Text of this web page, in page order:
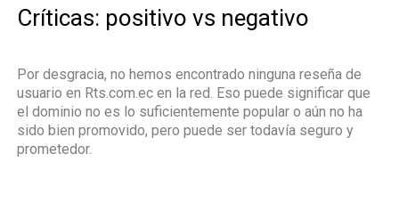
Críticas: positivo vs negativo
Por desgracia, no hemos encontrado ninguna reseña de
usuario en Rts.com.ec en la red. Eso puede significar que
el dominio no es lo suficientemente popular o aún no ha
sido bien promovido, pero puede ser todavía seguro y
prometedor.